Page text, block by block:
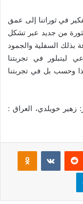
في ثوراتنا إلى عمق
من جديد عبر تشكل
بذلك السفلية والجمود
ليتبلور في تجربتنا
وحسب بل في تجربتنا
زهير خويلدي، العراق :
تيلقرام